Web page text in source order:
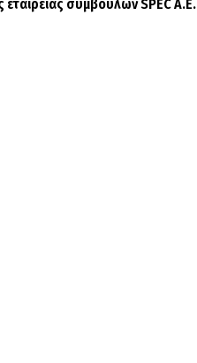
συμβούλων SPEC A.E.